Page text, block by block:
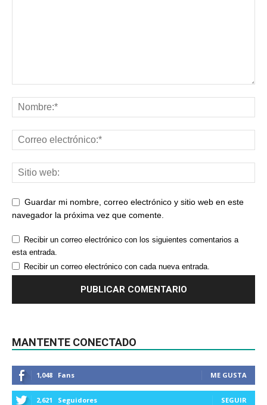
Guardar mi nombre, correo electrónico y sitio web en este
navegador la próxima vez que comente.
Recibir un correo electrónico con los siguientes comentarios a
esta entrada.
Recibir un correo electrónico con cada nueva entrada.
MANTENTE CONECTADO
1,048 Fans ME GUSTA
2,621 Seguidores SEGUIR